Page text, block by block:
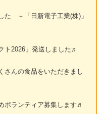
た －「日新電子工業(株)」
ト2026」発送しました♬
さんの食品をいただきまし
ボランティア募集します♬